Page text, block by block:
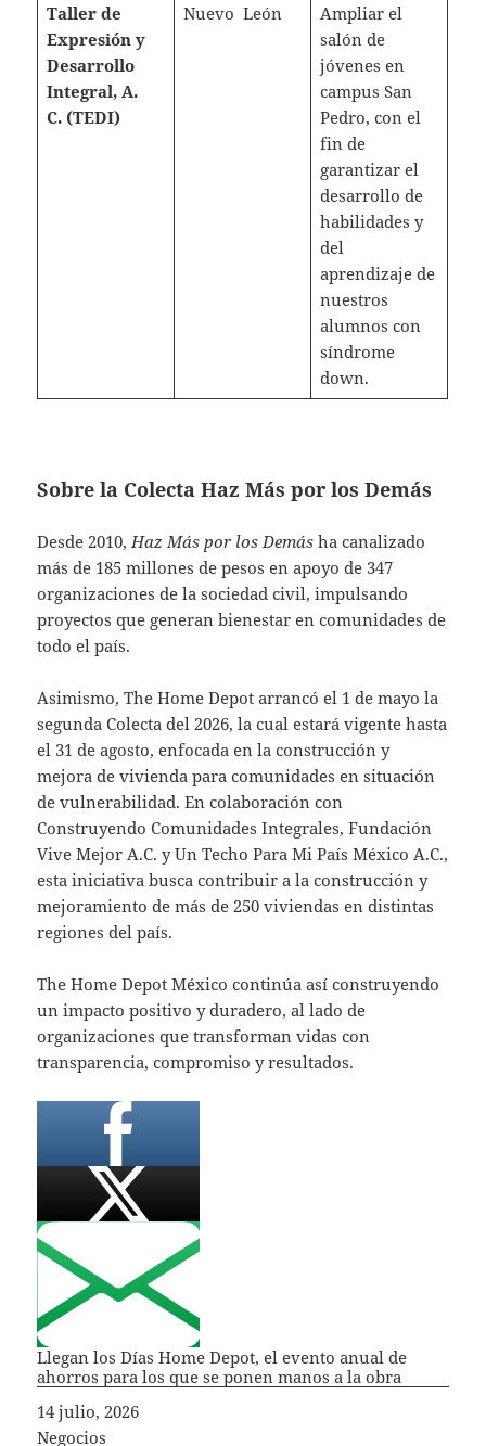
Taller de
Expresión y
Desarrollo
Integral, A.
C. (TEDI)
Nuevo León
Ampliar el
salón de
jóvenes en
campus San
Pedro, con el
fin de
garantizar el
desarrollo de
habilidades y
del
aprendizaje de
nuestros
alumnos con
síndrome
down.
Sobre la Colecta Haz Más por los Demás
Desde 2010, Haz Más por los Demás ha canalizado
más de 185 millones de pesos en apoyo de 347
organizaciones de la sociedad civil, impulsando
proyectos que generan bienestar en comunidades de
todo el país.
Asimismo, The Home Depot arrancó el 1 de mayo la
segunda Colecta del 2026, la cual estará vigente hasta
el 31 de agosto, enfocada en la construcción y
mejora de vivienda para comunidades en situación
de vulnerabilidad. En colaboración con
Construyendo Comunidades Integrales, Fundación
Vive Mejor A.C. y Un Techo Para Mi País México A.C.,
esta iniciativa busca contribuir a la construcción y
mejoramiento de más de 250 viviendas en distintas
regiones del país.
The Home Depot México continúa así construyendo
un impacto positivo y duradero, al lado de
organizaciones que transforman vidas con
transparencia, compromiso y resultados.
Llegan los Días Home Depot, el evento anual de
ahorros para los que se ponen manos a la obra
Fecha
14 julio, 2026
In relation to
Negocios